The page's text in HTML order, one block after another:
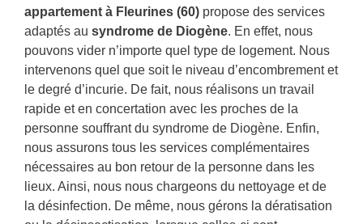
appartement à Fleurines (60) propose des services
adaptés au syndrome de Diogène. En effet, nous
pouvons vider n’importe quel type de logement. Nous
intervenons quel que soit le niveau d’encombrement et
le degré d’incurie. De fait, nous réalisons un travail
rapide et en concertation avec les proches de la
personne souffrant du syndrome de Diogène. Enfin,
nous assurons tous les services complémentaires
nécessaires au bon retour de la personne dans les
lieux. Ainsi, nous nous chargeons du nettoyage et de
la désinfection. De même, nous gérons la dératisation